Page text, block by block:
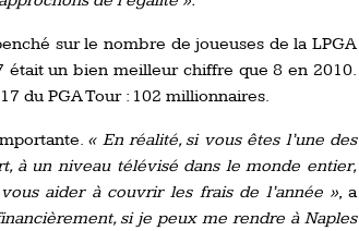
sur le nombre de joueuses de la LPGA
était un bien meilleur chiffre que 8 en 2010.
du PGA Tour : 102 millionnaires.
« En réalité, si vous êtes l’une des
à un niveau télévisé dans le monde entier,
aider à couvrir les frais de l’année », a
si je peux me rendre à Naples